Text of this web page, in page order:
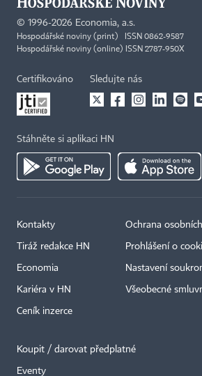
© 1996-2026 Economia, a.s.
Hospodářské noviny (print) ISSN 0862-9587
Hospodářské noviny (online) ISSN 2787-950X
Certifikováno Sledujte nás
Stáhněte si aplikaci HN
Kontakty
Tiráž redakce HN
Economia
Kariéra v HN
Ceník inzerce
Ochrana
Prohlášení o
Nastavení
Všeobecné
Koupit / darovat předplatné
Eventy